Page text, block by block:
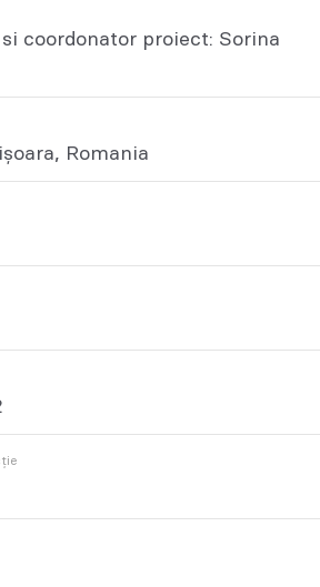
coordonator proiect: Sorina
Romania